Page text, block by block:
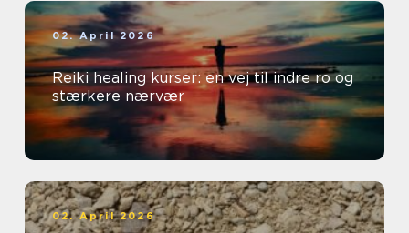
02. April 2026
Reiki healing kurser: en vej til indre ro og
stærkere nærvær
02. April 2026